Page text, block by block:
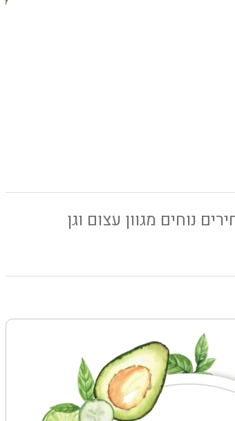
נוחים מגוון עצום וגן